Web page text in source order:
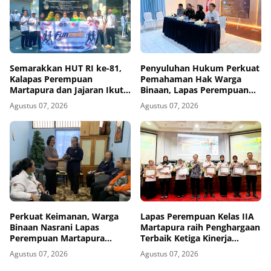
Semarakkan HUT RI ke-81,
Kalapas Perempuan
Martapura dan Jajaran Ikuti
Fun Walk Bersama Kakanwil
Agustus 07, 2026
Penyuluhan Hukum Perkuat
Pemahaman Hak Warga
Binaan, Lapas Perempuan
Martapura Gandeng Yayasan
Cahaya Cendekia Nusantara
Agustus 07, 2026
Perkuat Keimanan, Warga
Binaan Nasrani Lapas
Perempuan Martapura
Kebaktian bersama Gereja
Bethel
Agustus 07, 2026
Lapas Perempuan Kelas IIA
Martapura raih Penghargaan
Terbaik Ketiga Kinerja
Pelaksanaan Anggaran
Tahun 2025 dari KPPN
Agustus 07, 2026